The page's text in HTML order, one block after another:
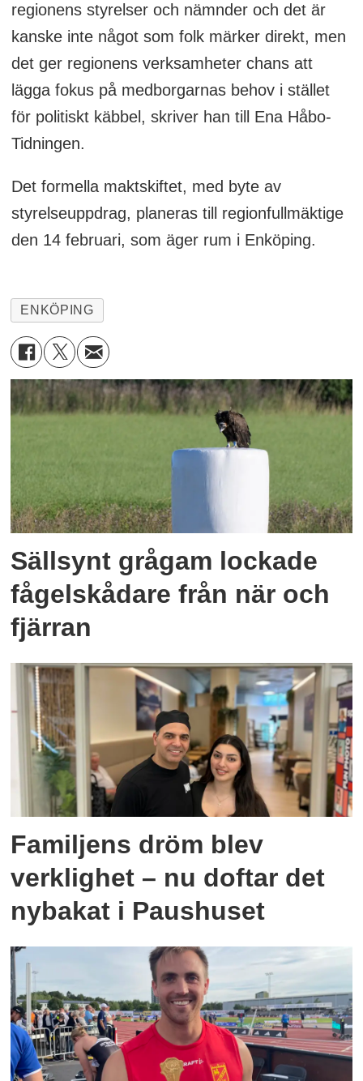
regionens styrelser och nämnder och det är
kanske inte något som folk märker direkt, men
det ger regionens verksamheter chans att
lägga fokus på medborgarnas behov i stället
för politiskt käbbel, skriver han till Ena Håbo-
Tidningen.
Det formella maktskiftet, med byte av
styrelseuppdrag, planeras till regionfullmäktige
den 14 februari, som äger rum i Enköping.
ENKÖPING
Sällsynt grågam lockade
fågelskådare från när och
fjärran
Familjens dröm blev
verklighet – nu doftar det
nybakat i Paushuset